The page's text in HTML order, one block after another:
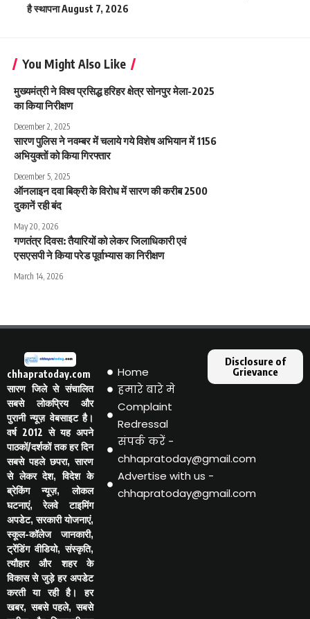
है स्थापनाAugust 7, 2026
You Might Also Like
मुख्यमंत्री ने विश्व प्रसिद्ध हरिहर क्षेत्र सोनपुर मेला-2025
का किया निरीक्षण
December 2, 2025
सारण पुलिस ने नवम्बर में चलाये गये विशेष अभियान में 1156
अभियुक्तों को किया गिरफ्तार
December 5, 2025
ऑनलाइन दवा बिक्री के विरोध में सारण की करीब 2500
दुकानें रही बंद
May 20, 2026
गणतंत्र दिवस: तैयारियों को लेकर जिलाधिकारी एवं
एसएसपी ने किया परेड पूर्वाभ्यास का निरीक्षण
March 14, 2026
chhapratoday.com
सारण जिले से संचालित
सबसे लोकप्रिय और
पुरानी न्यूज़ वेबसाइट है।
वर्ष 2012 से यह अपने
पाठकों/दर्शकों तक हर दिन
सबसे पहले छपरा, सारण
से लेकर देश, विदेश के
ब्रेकिंग न्यूज़, लोकल
घटनाएं, रेलवे टाइमिंग
अपडेट, सरकारी योजनाएं,
स्कूल-कॉलेज जानकारी,
ट्रेंडिंग वीडियो, संस्कृति,
त्यौहार और शहर के
विकास से जुड़े हर अपडेट
करती या रही है। हर
खबर, सबसे पहले, सबसे
Home
हमारे बारे मे
Complaint
Redressal
संपर्क करें -
chhapratoday@gmail.com
Advertise with us -
chhapratoday@gmail.com
Disclosure of
Grievance